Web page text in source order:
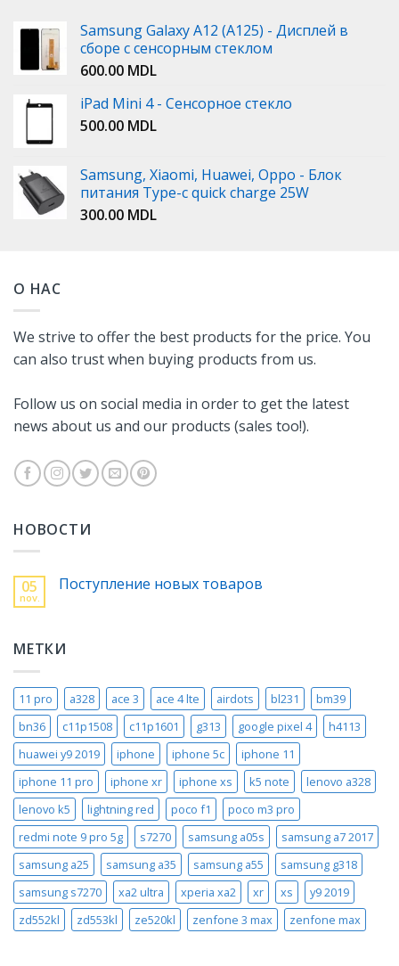
Samsung Galaxy A12 (A125) - Дисплей в
сборе с сенсорным стеклом
600.00 MDL
iPad Mini 4 - Сенсорное стекло
500.00 MDL
Samsung, Xiaomi, Huawei, Oppo - Блок
питания Type-c quick charge 25W
300.00 MDL
О НАС
We strive to offer the best products for the price. You
can also trust when buying products from us.
Follow us on social media in order to get the latest
news about us and our products (sales too!).
НОВОСТИ
05
nov.
Поступление новых товаров
МЕТКИ
11 pro a328 ace 3 ace 4 lte airdots bl231
bm39
bn36
c11p1508 c11p1601 g313 google pixel 4
h4113
huawei y9 2019
iphone iphone 5c
iphone 11
iphone 11 pro
iphone xr iphone xs k5 note
lenovo a328
lenovo k5
lightning red poco f1
poco m3 pro
redmi note 9 pro 5g
s7270 samsung a05s
samsung a7 2017
samsung a25
samsung a35 samsung a55
samsung g318
samsung s7270
xa2 ultra xperia xa2 xr xs
y9 2019
zd552kl
zd553kl ze520kl zenfone 3 max zenfone max